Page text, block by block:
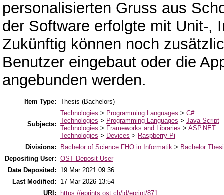
personalisierten Gruss aus
der Software erfolgte mit Unit-,
Zukünftig können noch
Benutzer eingebaut oder die
angebunden werden.
Item Type: Thesis (Bachelors)
Subjects:
Technologies > Programming Languages > C#
Technologies > Programming Languages > Java Script
Technologies > Frameworks and Libraries > ASP.NET
Technologies > Devices > Raspberry Pi
Divisions:
Bachelor of Science FHO in Informatik > Bachelor
Depositing User: OST Deposit User
Date Deposited:
19 Mar 2021 09:36
Last Modified:
17 Mar 2026 13:54
URI:
https://eprints.ost.ch/id/eprint/871